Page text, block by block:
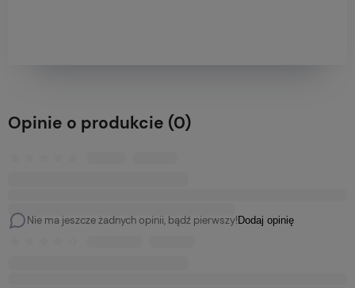
Opinie o produkcie (0)
Nie ma jeszcze żadnych opinii, bądź pierwszy! Dodaj opinię